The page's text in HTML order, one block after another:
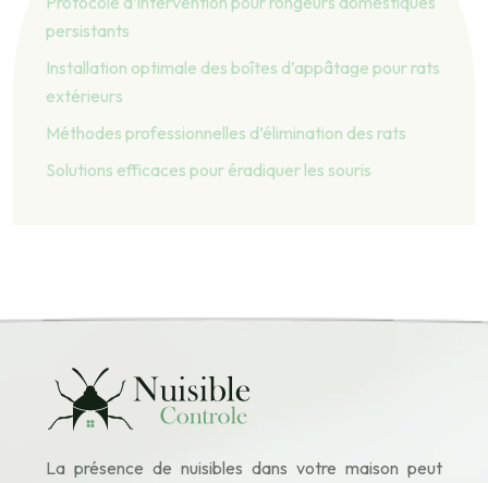
persistants
Installation optimale des boîtes d’appâtage pour rats
extérieurs
Méthodes professionnelles d’élimination des rats
Solutions efficaces pour éradiquer les souris
La présence de nuisibles dans votre maison peut